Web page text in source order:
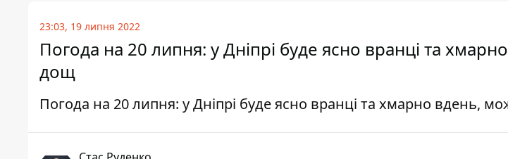
23:03, 19 липня 2022
Погода на 20 липня: у Дніпрі буде ясно вранці та
дощ
Погода на 20 липня: у Дніпрі буде ясно вранці та хмарно вдень,